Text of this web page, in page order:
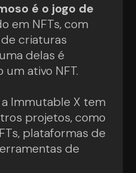
é o jogo de
em NFTs, com
criaturas
delas é
ativo NFT.
Immutable X tem
projetos, como
plataformas de
de